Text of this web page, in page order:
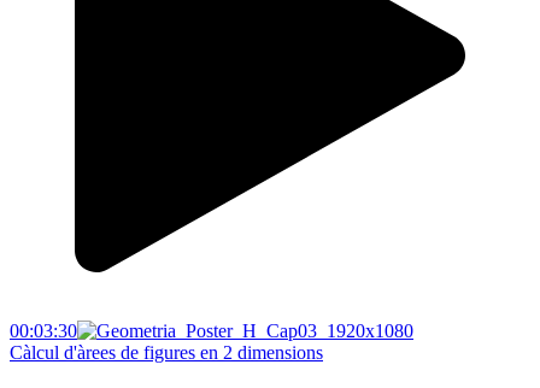
00:03:30
Càlcul d'àrees de figures en 2 dimensions